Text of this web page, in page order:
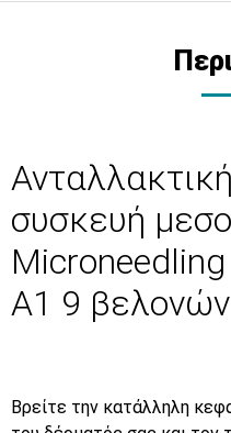
συσκευή
A1 9 βελονών
Βρείτε την κατάλληλη